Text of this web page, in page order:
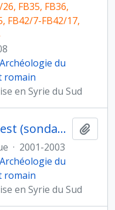
FB35, FB36,
FB42/7-FB42/17,
du
romain
en Syrie du Sud
Direction d'une fouille-test (sondage profond) du rempart de Bosra
· 2001-2003
du
romain
en Syrie du Sud